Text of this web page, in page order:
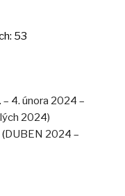
53
– 4. února 2024 –
2024)
DUBEN 2024 –